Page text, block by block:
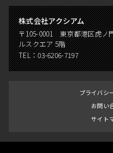
株式会社アクシアム
〒105-0001 東京都港区虎ノ
ルスクエア 5階
TEL：03-6206-7197
プライバシ
お問い
サイト